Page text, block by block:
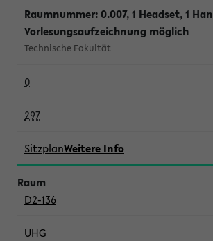
Raumnummer: 0.007, 1 Headset, 1
Vorlesungsaufzeichnung möglich
Technische Fakultät
0
297
SitzplanWeitere Info
D2-136
UHG